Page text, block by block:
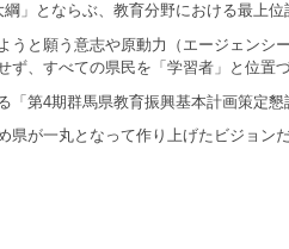
とならぶ、教育分野における最上位
と願う意志や原動力（エージェン
、すべての県民を「学習者」と位置
第4期群馬県教育振興基本計画策定懇
が一丸となって作り上げたビジョン